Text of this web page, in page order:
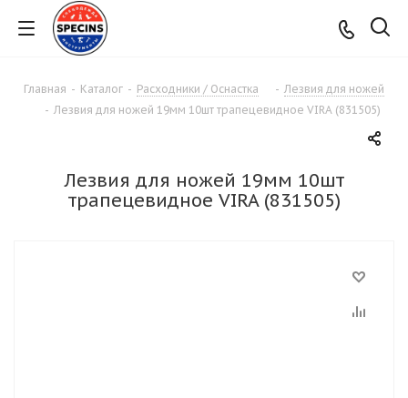
Главная - Каталог - Расходники / Оснастка - Лезвия для ножей
- Лезвия для ножей 19мм 10шт трапецевидное VIRA (831505)
Лезвия для ножей 19мм 10шт
трапецевидное VIRA (831505)